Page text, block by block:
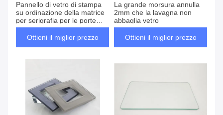
Pannello di vetro di stampa
su ordinazione della matrice
per serigrafia per le porte
1830 x 2440mm di Windows
Ottieni il miglior prezzo
La grande morsura annulla
2mm che la lavagna non
abbaglia vetro
Ottieni il miglior prezzo